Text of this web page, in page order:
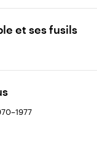
et ses fusils